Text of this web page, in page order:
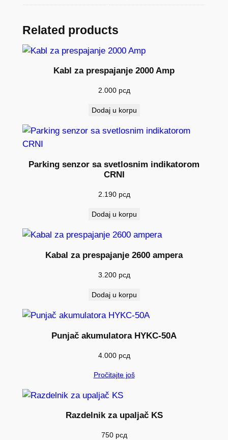
d
s
l
i
Related products
Kabl za prespajanje 2000 Amp
2.000 рсд
Dodaj u korpu
Parking senzor sa svetlosnim indikatorom
CRNI
2.190 рсд
Dodaj u korpu
Kabal za prespajanje 2600 ampera
3.200 рсд
Dodaj u korpu
Punjač akumulatora HYKC-50A
4.000 рсд
Pročitajte još
Razdelnik za upaljač KS
750 рсд